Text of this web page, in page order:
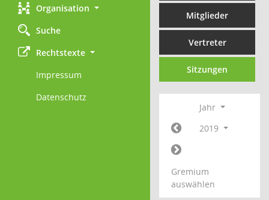
Organisation
Suche
Rechtstexte
Impressum
Datenschutz
Mitglieder
Vertreter
Sitzungen
Jahr
2019
Gremium
auswählen